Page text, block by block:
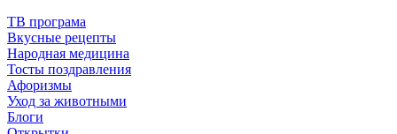
ТВ програма
Вкусные рецепты
Народная медицина
Тосты поздравления
Афоризмы
Уход за животными
Блоги